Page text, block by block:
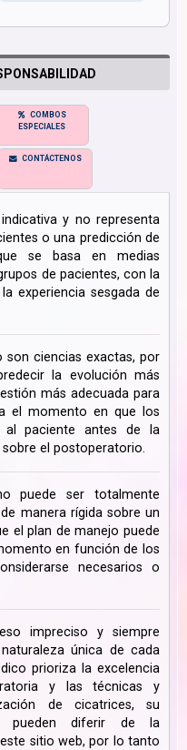
COMBOS
ESPECIALES
CONTÁCTENOS
y no representa
o una predicción de
se basa en medias
de pacientes, con la
experiencia sesgada de
son ciencias exactas, por
la evolución más
más adecuada para
el momento en que los
al paciente antes de la
el postoperatorio.
puede ser totalmente
manera rígida sobre un
el plan de manejo puede
en función de los
necesarios o
impreciso y siempre
única de cada
prioriza la excelencia
y las técnicas y
de cicatrices, su
pueden diferir de la
sitio web, por lo tanto